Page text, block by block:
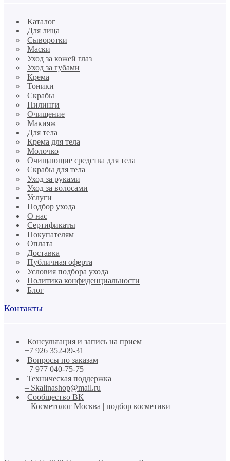
Каталог
Для лица
Сыворотки
Маски
Уход за кожей глаз
Уход за губами
Крема
Тоники
Скрабы
Пилинги
Очищение
Макияж
Для тела
Крема для тела
Молочко
Очищающие средства для тела
Скрабы для тела
Уход за руками
Уход за волосами
Услуги
Подбор ухода
О нас
Сертификаты
Покупателям
Оплата
Доставка
Публичная оферта
Условия подбора ухода
Политика конфиденциальности
Блог
Контакты
Консультация и запись на прием
+7 926 352-09-31
Вопросы по заказам
+7 977 040-75-75
Техническая поддержка
– Skalinashop@mail.ru
Сообщество ВК
– Косметолог Москва | подбор косметики